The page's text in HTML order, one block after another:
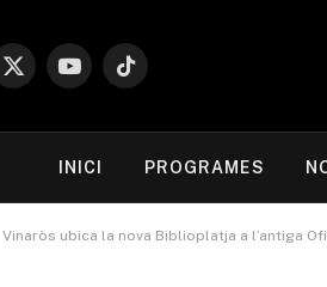
X
YouTubeTikTok
INICI PROGRAMES
Vinaròs ubica la nova Biblioplatja a l’antiga